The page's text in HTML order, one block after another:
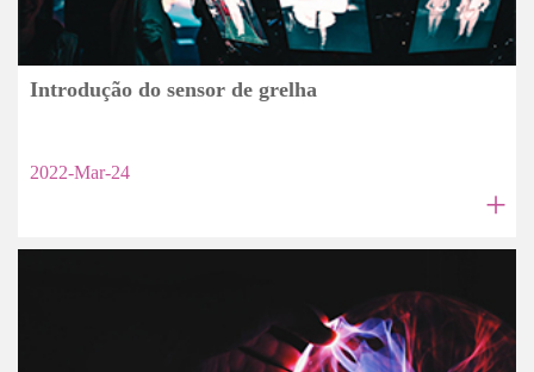
Introdução do sensor de grelha
2022-Mar-24
+